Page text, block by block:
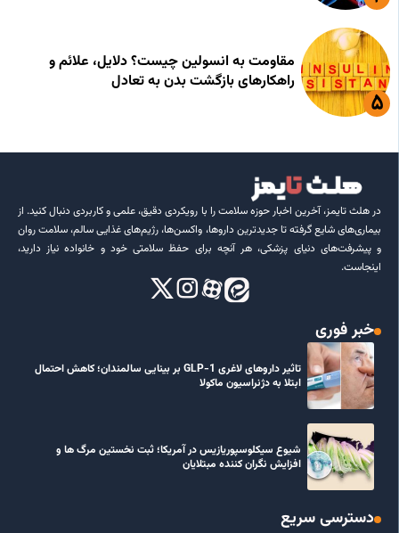
مقاومت به انسولین چیست؟ دلایل، علائم و
راهکارهای بازگشت بدن به تعادل
در هلث تایمز، آخرین اخبار حوزه سلامت را با رویکردی دقیق، علمی و کاربردی دنبال کنید. از
بیماری‌های شایع گرفته تا جدیدترین داروها، واکسن‌ها، رژیم‌های غذایی سالم، سلامت روان
و پیشرفت‌های دنیای پزشکی، هر آنچه برای حفظ سلامتی خود و خانواده نیاز دارید،
اینجاست.
خبر فوری
تاثیر داروهای لاغری GLP-1 بر بینایی سالمندان؛ کاهش احتمال
ابتلا به دژنراسیون ماکولا
شیوع سیکلوسپوریازیس در آمریکا؛ ثبت نخستین مرگ ها و
افزایش نگران کننده مبتلایان
دسترسی سریع